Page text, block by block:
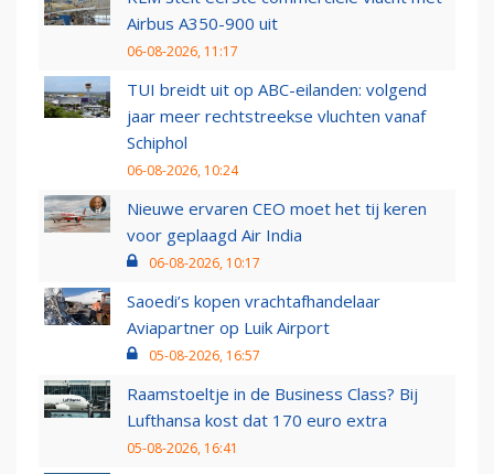
Airbus A350-900 uit
06-08-2026, 11:17
TUI breidt uit op ABC-eilanden: volgend
jaar meer rechtstreekse vluchten vanaf
Schiphol
06-08-2026, 10:24
Nieuwe ervaren CEO moet het tij keren
voor geplaagd Air India
06-08-2026, 10:17
Saoedi’s kopen vrachtafhandelaar
Aviapartner op Luik Airport
05-08-2026, 16:57
Raamstoeltje in de Business Class? Bij
Lufthansa kost dat 170 euro extra
05-08-2026, 16:41